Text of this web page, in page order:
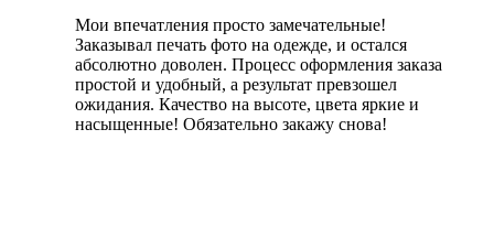
Мои впечатления просто замечательные!
Заказывал печать фото на одежде, и остался
абсолютно доволен. Процесс оформления заказа
простой и удобный, а результат превзошел
ожидания. Качество на высоте, цвета яркие и
насыщенные! Обязательно закажу снова!